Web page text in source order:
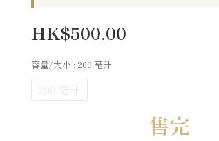
HK$500.00
容量/大小 : 200 亳升
200 亳升
售完